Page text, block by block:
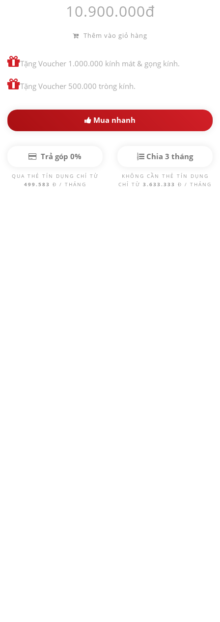
10.900.000đ
Thêm vào giỏ hàng
Tặng Voucher 1.000.000 kính mát & gọng kính.
Tặng Voucher 500.000 tròng kính.
Mua nhanh
Trả góp 0%
QUA THẺ TÍN DỤNG CHỈ TỪ
499.583 Đ / THÁNG
Chia 3 tháng
KHÔNG CẦN THẺ TÍN DỤNG
CHỈ TỪ 3.633.333 Đ / THÁNG